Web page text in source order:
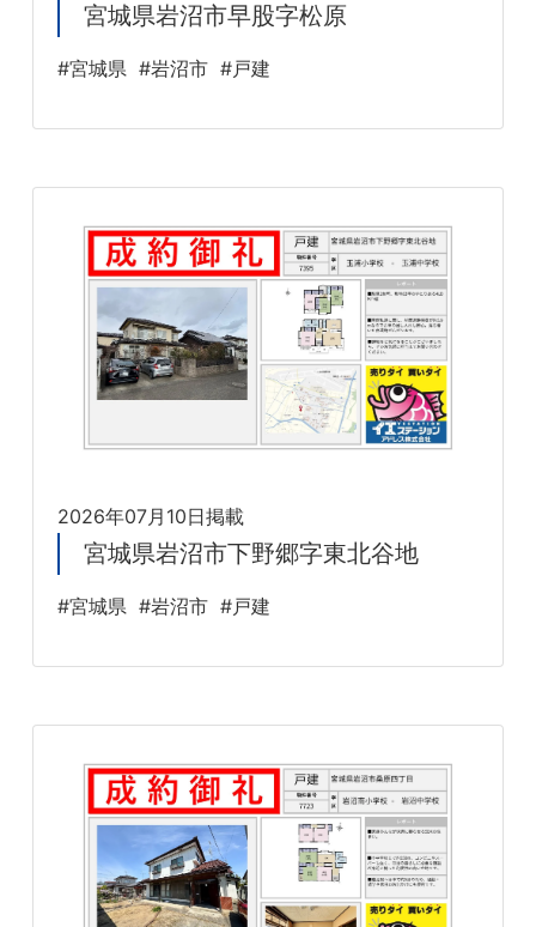
宮城県岩沼市早股字松原
#宮城県 #岩沼市 #戸建
2026年07月10日掲載
宮城県岩沼市下野郷字東北谷地
#宮城県 #岩沼市 #戸建